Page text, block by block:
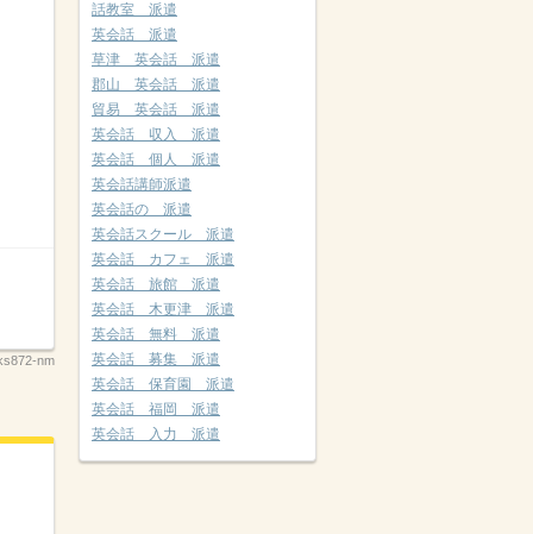
nm
話教室 派遣
英会話 派遣
草津 英会話 派遣
郡山 英会話 派遣
貿易 英会話 派遣
英会話 収入 派遣
英会話 個人 派遣
英会話講師派遣
英会話の 派遣
英会話スクール 派遣
英会話 カフェ 派遣
英会話 旅館 派遣
英会話 木更津 派遣
英会話 無料 派遣
英会話 募集 派遣
英会話 保育園 派遣
英会話 福岡 派遣
英会話 入力 派遣